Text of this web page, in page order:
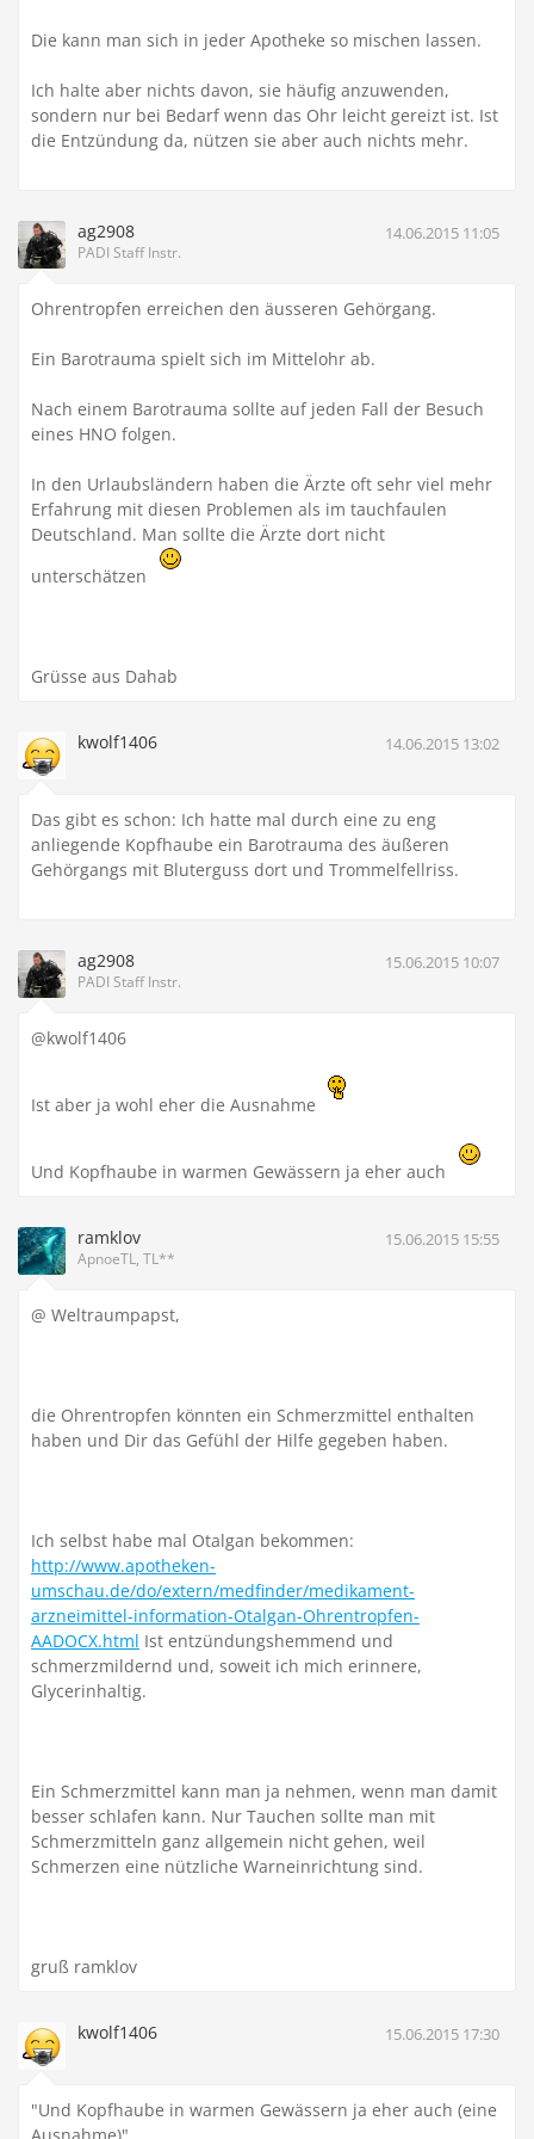
Die kann man sich in jeder Apotheke so mischen lassen.
Ich halte aber nichts davon, sie häufig anzuwenden,
sondern nur bei Bedarf wenn das Ohr leicht gereizt ist. Ist
die Entzündung da, nützen sie aber auch nichts mehr.
ag2908
PADI Staff Instr.
14.06.2015 11:05
Ohrentropfen erreichen den äusseren Gehörgang.
Ein Barotrauma spielt sich im Mittelohr ab.
Nach einem Barotrauma sollte auf jeden Fall der Besuch
eines HNO folgen.
In den Urlaubsländern haben die Ärzte oft sehr viel mehr
Erfahrung mit diesen Problemen als im tauchfaulen
Deutschland. Man sollte die Ärzte dort nicht
unterschätzen
Grüsse aus Dahab
kwolf1406 14.06.2015 13:02
Das gibt es schon: Ich hatte mal durch eine zu eng
anliegende Kopfhaube ein Barotrauma des äußeren
Gehörgangs mit Bluterguss dort und Trommelfellriss.
ag2908
PADI Staff Instr.
15.06.2015 10:07
@kwolf1406
Ist aber ja wohl eher die Ausnahme
Und Kopfhaube in warmen Gewässern ja eher auch
ramklov
ApnoeTL, TL**
15.06.2015 15:55
@ Weltraumpapst,
die Ohrentropfen könnten ein Schmerzmittel enthalten
haben und Dir das Gefühl der Hilfe gegeben haben.
Ich selbst habe mal Otalgan bekommen:
http://www.apotheken-
umschau.de/do/extern/medfinder/medikament-
arzneimittel-information-Otalgan-Ohrentropfen-
AADOCX.html Ist entzündungshemmend und
schmerzmildernd und, soweit ich mich erinnere,
Glycerinhaltig.
Ein Schmerzmittel kann man ja nehmen, wenn man damit
besser schlafen kann. Nur Tauchen sollte man mit
Schmerzmitteln ganz allgemein nicht gehen, weil
Schmerzen eine nützliche Warneinrichtung sind.
gruß ramklov
kwolf1406 15.06.2015 17:30
"Und Kopfhaube in warmen Gewässern ja eher auch (eine